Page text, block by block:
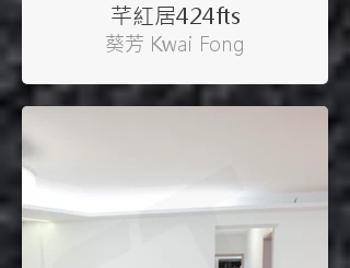
芊紅居424fts
葵芳 Kwai Fong